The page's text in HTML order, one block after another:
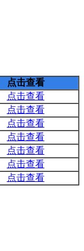
点击查看
点击查看
点击查看
点击查看
点击查看
点击查看
点击查看
点击查看